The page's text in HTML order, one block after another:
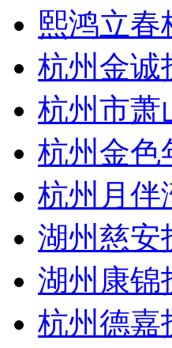
熙鸿立春
杭州金诚
杭州市萧
杭州金色
杭州月伴
湖州慈安
湖州康锦
杭州德嘉